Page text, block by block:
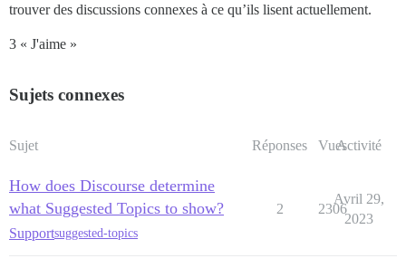
trouver des discussions connexes à ce qu’ils lisent actuellement.
3 « J'aime »
Sujets connexes
Sujet Réponses VuesActivité
How does Discourse determine
what Suggested Topics to show?
Supportsuggested-topics
2 2306
Avril 29,
2023